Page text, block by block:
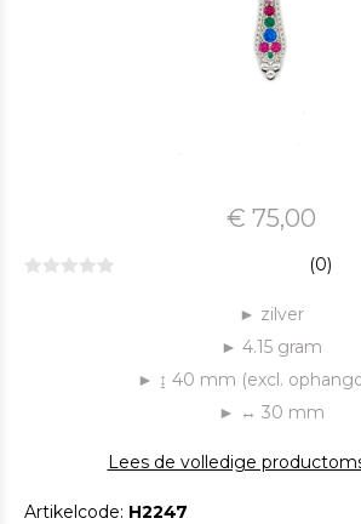
€ 75,00
(0)
► zilver
► 4.15 gram
► ↨ 40 mm (excl.
► ↔ 30 mm
Lees de volledige
Artikelcode: H2247